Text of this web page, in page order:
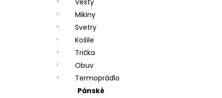
Vesty
Mikiny
Svetry
Košile
Trička
Obuv
Termoprádlo
Pánské
DÁRKOVÝ POUKAZ (DO POZNÁMKY
NAPSAT JMÉNO OBDAROVANÉHO)
500 Kč